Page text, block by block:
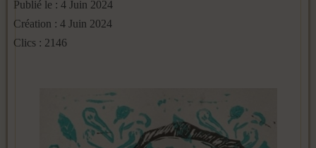
Publié le : 4 Juin 2024
Création : 4 Juin 2024
Clics : 2146